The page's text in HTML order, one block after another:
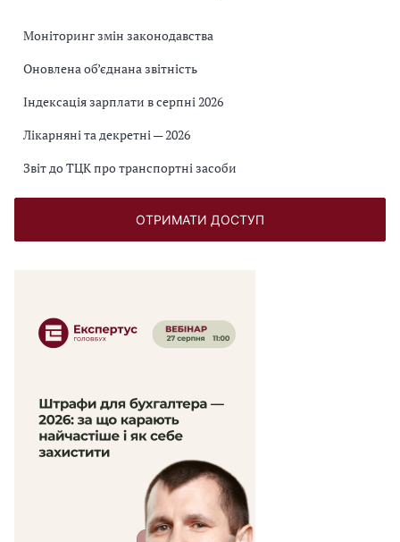
Моніторинг змін законодавства
Оновлена об’єднана звітність
Індексація зарплати в серпні 2026
Лікарняні та декретні — 2026
Звіт до ТЦК про транспортні засоби
ОТРИМАТИ ДОСТУП